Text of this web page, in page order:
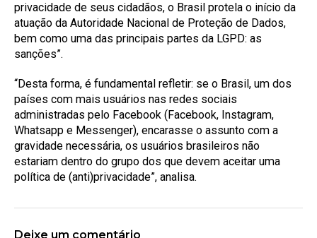
privacidade de seus cidadãos, o Brasil protela o início da
atuação da Autoridade Nacional de Proteção de Dados,
bem como uma das principais partes da LGPD: as
sanções”.
“Desta forma, é fundamental refletir: se o Brasil, um dos
países com mais usuários nas redes sociais
administradas pelo Facebook (Facebook, Instagram,
Whatsapp e Messenger), encarasse o assunto com a
gravidade necessária, os usuários brasileiros não
estariam dentro do grupo dos que devem aceitar uma
política de (anti)privacidade”, analisa.
Deixe um comentário